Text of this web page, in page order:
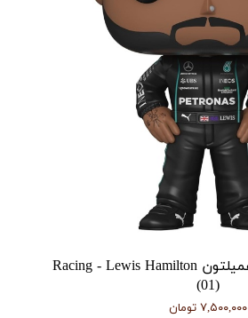
فانکو پاپ لوییس همیلتون Racing - Lewis Hamilton
(01)
۷,۵۰۰,۰۰۰ تومان